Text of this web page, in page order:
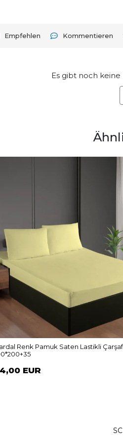
Empfehlen Kommentieren
Es gibt noch
Renk Pamuk Saten Lastikli
EUR